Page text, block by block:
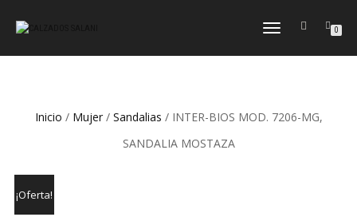
CAMBIAR
0
Inicio / Mujer/ Sandalias / INTER-BIOS MOD. 7206-MG,
SANDALIA MOSTAZA
¡Oferta!